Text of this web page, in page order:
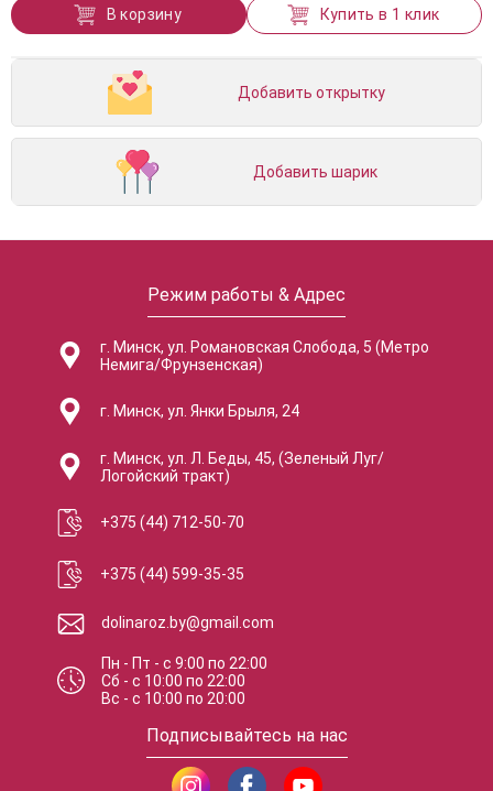
В корзину Купить в 1 клик
Добавить открытку
Добавить шарик
Режим работы & Адрес
г. Минск, ул. Романовская Слобода, 5 (Метро
Немига/Фрунзенская)
г. Минск, ул. Янки Брыля, 24
г. Минск, ул. Л. Беды, 45, (Зеленый Луг/
Логойский тракт)
+375 (44) 712-50-70
+375 (44) 599-35-35
dolinaroz.by@gmail.com
Пн - Пт -с 9:00по 22:00
Сб -с 10:00по 22:00
Вс -с 10:00по 20:00
Подписывайтесь на нас